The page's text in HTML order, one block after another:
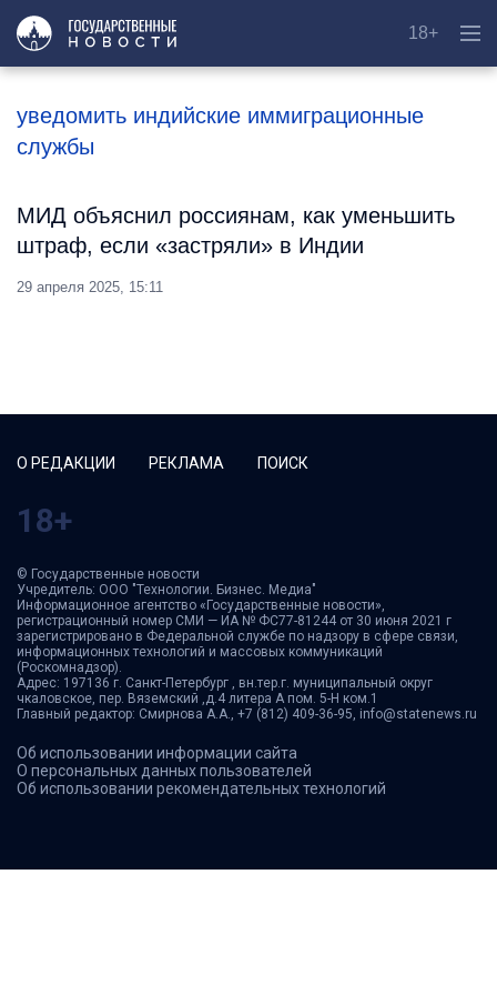
18+
уведомить индийские иммиграционные
службы
МИД объяснил россиянам, как уменьшить
штраф, если «застряли» в Индии
29 апреля 2025, 15:11
О РЕДАКЦИИ РЕКЛАМА ПОИСК
18+
© Государственные новости
Учредитель: ООО "Технологии. Бизнес. Медиа"
Информационное агентство «Государственные новости»,
регистрационный номер СМИ — ИА № ФС77-81244 от 30 июня 2021 г
зарегистрировано в Федеральной службе по надзору в сфере связи,
информационных технологий и массовых коммуникаций
(Роскомнадзор).
Адрес: 197136 г. Санкт-Петербург , вн.тер.г. муниципальный округ
чкаловское, пер. Вяземский ,д.4 литера А пом. 5-Н ком.1
Главный редактор: Смирнова А.А., +7 (812) 409-36-95, info@statenews.ru
Об использовании информации сайта
О персональных данных пользователей
Об использовании рекомендательных технологий